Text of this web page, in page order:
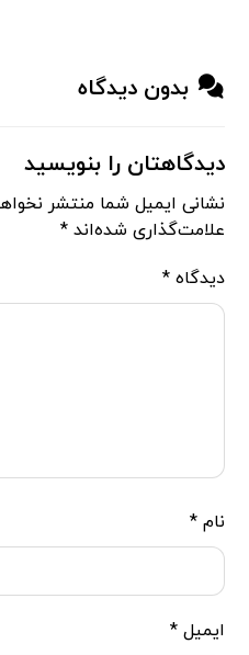
بدون دیدگاه
دیدگاهتان را بنویسید
نشانی ایمیل شما منتشر
علامت‌گذاری شده‌اند*
دیدگاه*
نام*
ایمیل*